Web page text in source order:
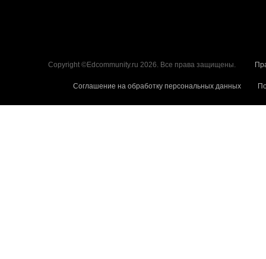
Copyright ©Edcommunity.ru 2026. Все права защищены.
Соглашение на обработку персональных данных